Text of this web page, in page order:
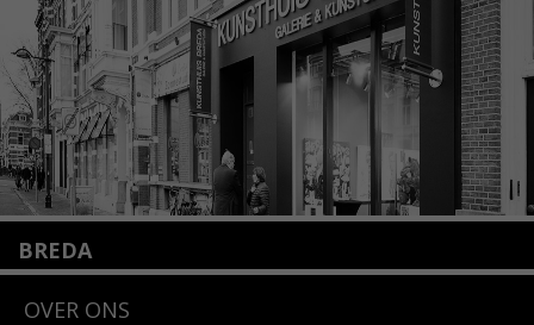
Lees meer
BREDA
4818 SB Breda
OVER ONS